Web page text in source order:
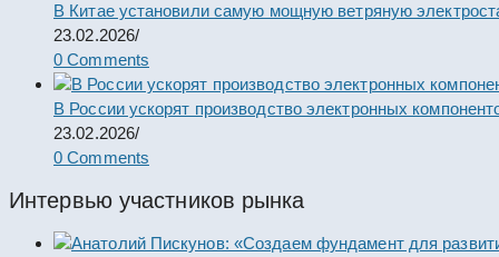
В Китае установили самую мощную ветряную
23.02.2026/
0 Comments
В России ускорят производство электронных
23.02.2026/
0 Comments
Интервью участников рынка